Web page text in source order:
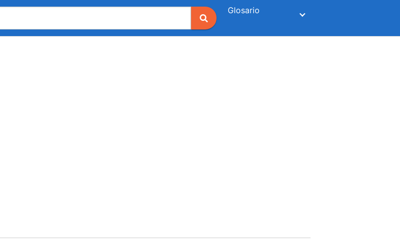
Glosario